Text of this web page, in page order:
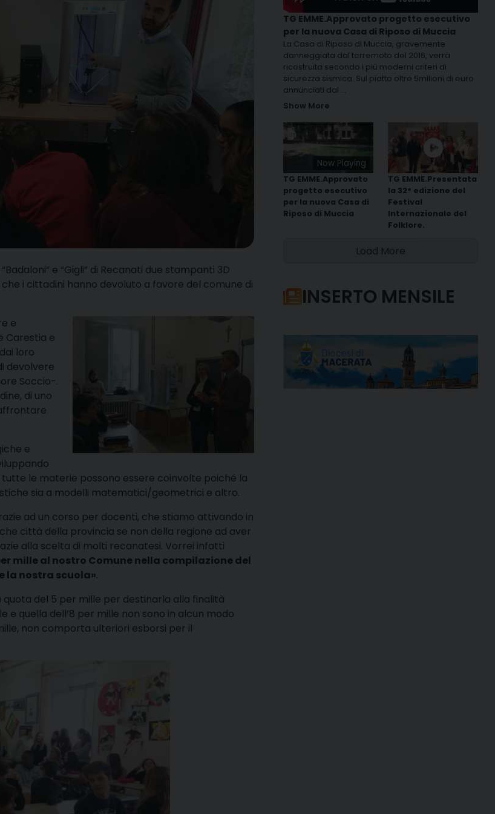
e “Gigli” di Recanati due stampanti 3D
i cittadini hanno devoluto a favore del comune di
e
Carestia e
loro
devolvere
Soccio-.
di uno
e
le materie possono essere coinvolte poiché la
sia a modelli matematici/geometrici e altro.
ad un corso per docenti, che stiamo attivando in
città della provincia se non della regione ad aver
alla scelta di molti recanatesi. Vorrei infatti
mille al nostro Comune nella compilazione del
la nostra scuola».
quota del 5 per mille per destinarla alla finalità
quella dell’8 per mille non sono in alcun modo
non comporta ulteriori esborsi per il
TG EMME.Approvato progetto esecutivo
per la nuova Casa di Riposo di Muccia
La Casa di Riposo di Muccia, gravemente
danneggiata dal terremoto del 2016, verrà
ricostruita secondo i più moderni criteri di
sicurezza sismica. Sul piatto oltre 5milioni di euro
annunciati dal ...
Show More
Now Playing
TG EMME.Approvato
progetto esecutivo
per la nuova Casa di
Riposo di Muccia
TG EMME.Presentata
la 32° edizione del
Festival
Internazionale del
Folklore.
Load More
INSERTO MENSILE